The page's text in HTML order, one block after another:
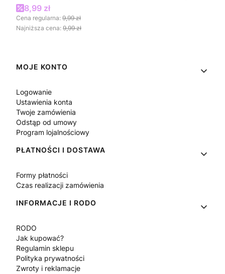
Cena promocyjna
8,99 zł
Cena regularna: 9,99 zł
Najniższa cena: 9,99 zł
Linki w stopce
MOJE KONTO
Logowanie
Ustawienia konta
Twoje zamówienia
Odstąp od umowy
Program lojalnościowy
PŁATNOŚCI I DOSTAWA
Formy płatności
Czas realizacji zamówienia
INFORMACJE I RODO
RODO
Jak kupować?
Regulamin sklepu
Polityka prywatności
Zwroty i reklamacje